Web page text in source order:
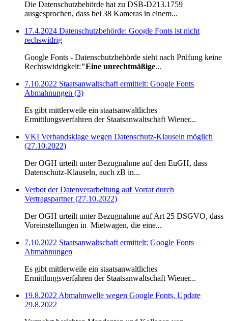
Die Datenschutzbehörde hat zu DSB-D213.1759
ausgesprochen, dass bei 38 Kameras in einem...
17.4.2024 Datenschutzbehörde: Google Fonts ist nicht
rechswidrig
Google Fonts - Datenschutzbehörde sieht nach Prüfung keine
Rechtswidrigkeit:"Eine unrechtmäßige...
7.10.2022 Staatsanwaltschaft ermittelt: Google Fonts
Abmahnungen (3)
Es gibt mittlerweile ein staatsanwaltliches
Ermittlungsverfahren der Staatsanwaltschaft Wiener...
VKI Verbandsklage wegen Datenschutz-Klauseln möglich
(27.10.2022)
Der OGH urteilt unter Bezugnahme auf den EuGH, dass
Datenschutz-Klauseln, auch zB in...
Verbot der Datenverarbeitung auf Vorrat durch
Vertragspartner (27.10.2022)
Der OGH urteilt unter Bezugnahme auf Art 25 DSGVO, dass
Voreinstellungen in Mietwagen, die eine...
7.10.2022 Staatsanwaltschaft ermittelt: Google Fonts
Abmahnungen
Es gibt mittlerweile ein staatsanwaltliches
Ermittlungsverfahren der Staatsanwaltschaft Wiener...
19.8.2022 Abmahnwelle wegen Google Fonts, Update
29.8.2022